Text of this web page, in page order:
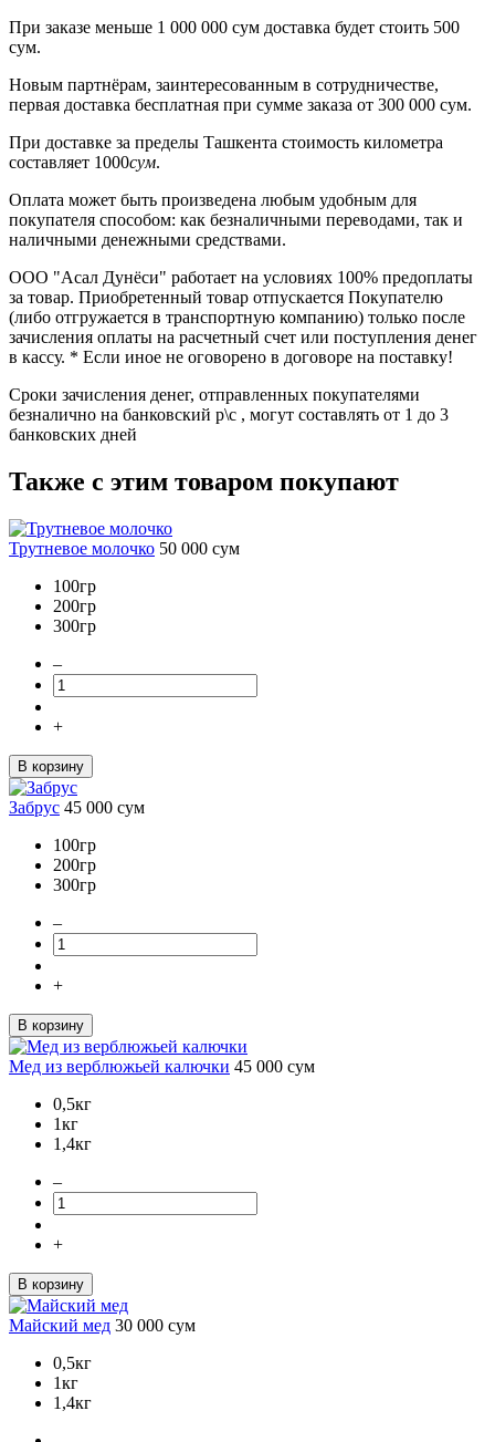
При заказе меньше 1 000 000 сум доставка будет стоить 500
сум.
Новым партнёрам, заинтересованным в сотрудничестве,
первая доставка бесплатная при сумме заказа от 300 000 сум.
При доставке за пределы Ташкента стоимость километра
составляет 1000сум.
Оплата может быть произведена любым удобным для
покупателя способом: как безналичными переводами, так и
наличными денежными средствами.
ООО "Асал Дунёси" работает на условиях 100% предоплаты
за товар. Приобретенный товар отпускается Покупателю
(либо отгружается в транспортную компанию) только после
зачисления оплаты на расчетный счет или поступления денег
в кассу. * Если иное не оговорено в договоре на поставку!
Сроки зачисления денег, отправленных покупателями
безналично на банковский р\с , могут составлять от 1 до 3
банковских дней
Также с этим товаром покупают
Трутневое молочко 50 000 сум
100гр
200гр
300гр
–
+
В корзину
Забрус 45 000 сум
100гр
200гр
300гр
–
+
В корзину
Мед из верблюжьей калючки 45 000 сум
0,5кг
1кг
1,4кг
–
+
В корзину
Майский мед 30 000 сум
0,5кг
1кг
1,4кг